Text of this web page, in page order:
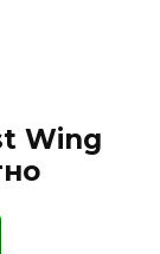
Wing